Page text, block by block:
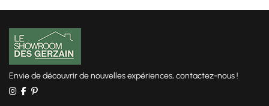
Envie de découvrir de nouvelles expériences, contactez-nous !